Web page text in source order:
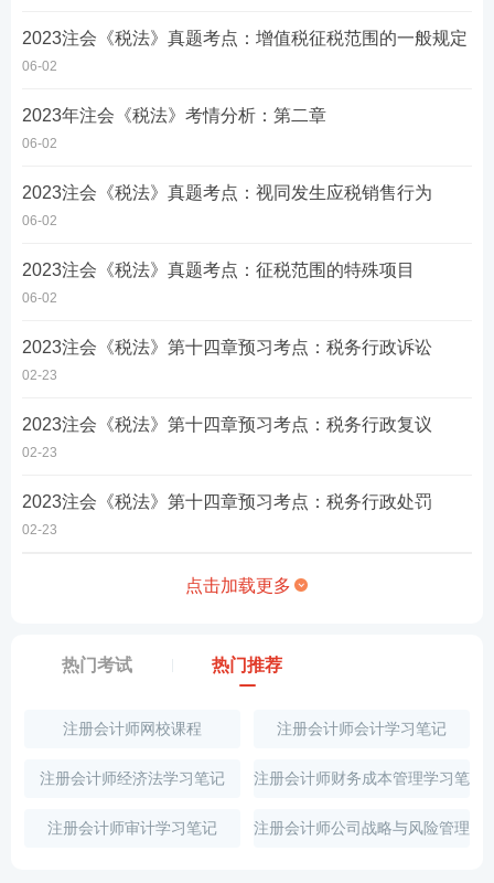
2023注会《税法》真题考点：增值税征税范围的一般规定
06-02
2023年注会《税法》考情分析：第二章
06-02
2023注会《税法》真题考点：视同发生应税销售行为
06-02
2023注会《税法》真题考点：征税范围的特殊项目
06-02
2023注会《税法》第十四章预习考点：税务行政诉讼
02-23
2023注会《税法》第十四章预习考点：税务行政复议
02-23
2023注会《税法》第十四章预习考点：税务行政处罚
02-23
点击加载更多
热门考试 热门推荐
注册会计师网校课程 注册会计师会计学习笔记
注册会计师经济法学习笔记 注册会计师财务成本管理学习笔
记
注册会计师审计学习笔记 注册会计师公司战略与风险管理